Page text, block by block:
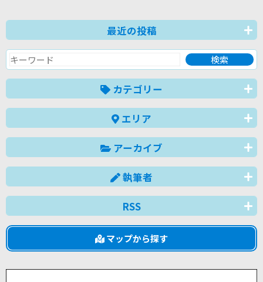
最近の投稿
カテゴリー
エリア
アーカイブ
執筆者
RSS
マップから探す